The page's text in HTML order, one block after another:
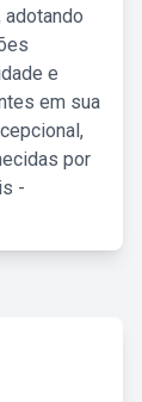
e
em sua
por
-